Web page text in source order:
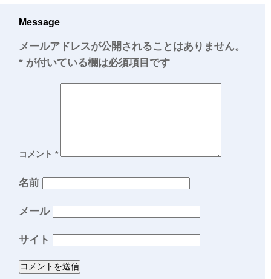
Message
メールアドレスが公開されることはありません。
* が付いている欄は必須項目です
コメント *
名前
メール
サイト